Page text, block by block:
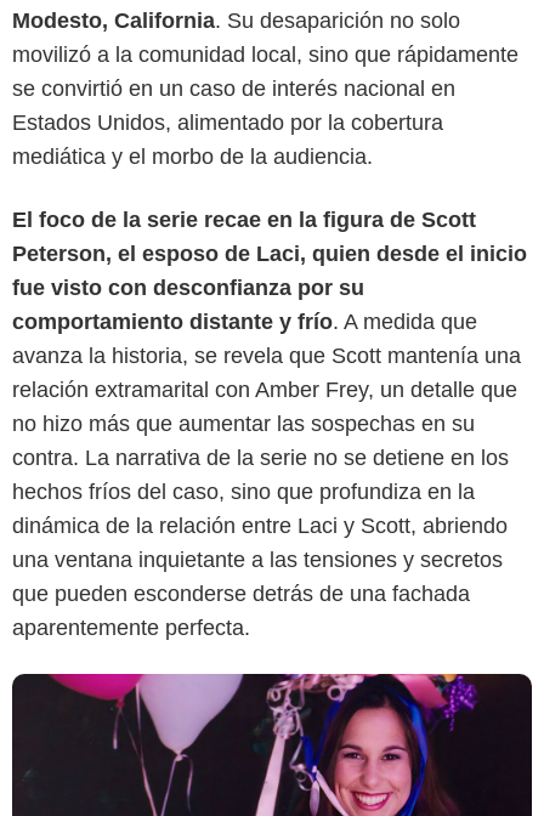
Modesto, California. Su desaparición no solo
movilizó a la comunidad local, sino que rápidamente
se convirtió en un caso de interés nacional en
Estados Unidos, alimentado por la cobertura
mediática y el morbo de la audiencia.
El foco de la serie recae en la figura de Scott
Peterson, el esposo de Laci, quien desde el inicio
fue visto con desconfianza por su
comportamiento distante y frío. A medida que
avanza la historia, se revela que Scott mantenía una
relación extramarital con Amber Frey, un detalle que
no hizo más que aumentar las sospechas en su
contra. La narrativa de la serie no se detiene en los
hechos fríos del caso, sino que profundiza en la
dinámica de la relación entre Laci y Scott, abriendo
una ventana inquietante a las tensiones y secretos
que pueden esconderse detrás de una fachada
aparentemente perfecta.
Netflix